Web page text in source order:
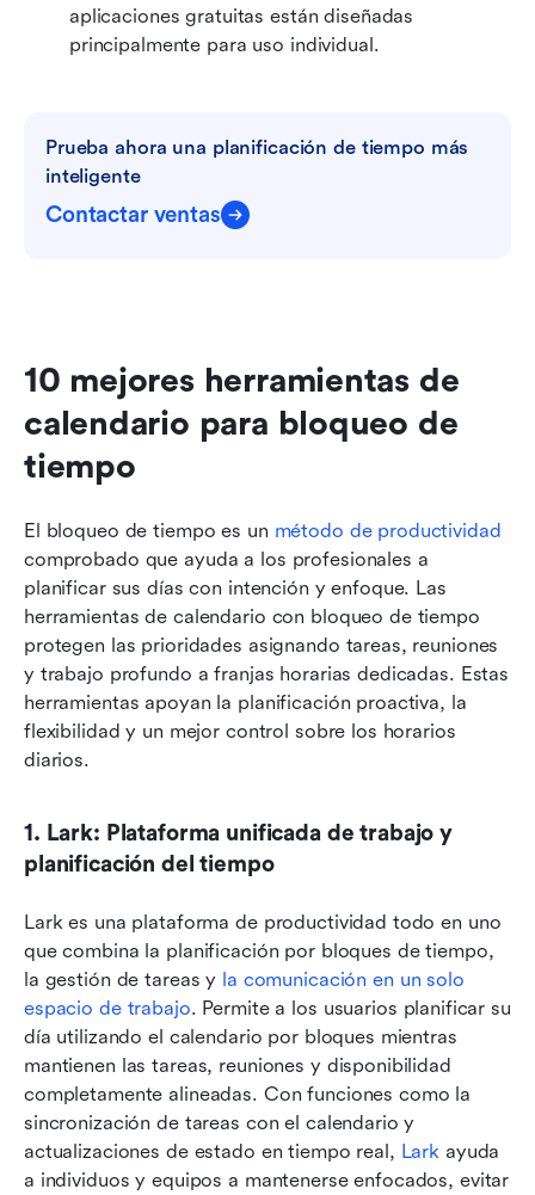
aplicaciones gratuitas están diseñadas
principalmente para uso individual.
Prueba ahora una planificación de tiempo más
inteligente
Contactar ventas
10 mejores herramientas de
calendario para bloqueo de
tiempo
El bloqueo de tiempo es un método de productividad
comprobado que ayuda a los profesionales a
planificar sus días con intención y enfoque. Las
herramientas de calendario con bloqueo de tiempo
protegen las prioridades asignando tareas, reuniones
y trabajo profundo a franjas horarias dedicadas. Estas
herramientas apoyan la planificación proactiva, la
flexibilidad y un mejor control sobre los horarios
diarios.
1. Lark: Plataforma unificada de trabajo y
planificación del tiempo
Lark es una plataforma de productividad todo en uno
que combina la planificación por bloques de tiempo,
la gestión de tareas y la comunicación en un solo
espacio de trabajo. Permite a los usuarios planificar su
día utilizando el calendario por bloques mientras
mantienen las tareas, reuniones y disponibilidad
completamente alineadas. Con funciones como la
sincronización de tareas con el calendario y
actualizaciones de estado en tiempo real, Lark ayuda
a individuos y equipos a mantenerse enfocados, evitar